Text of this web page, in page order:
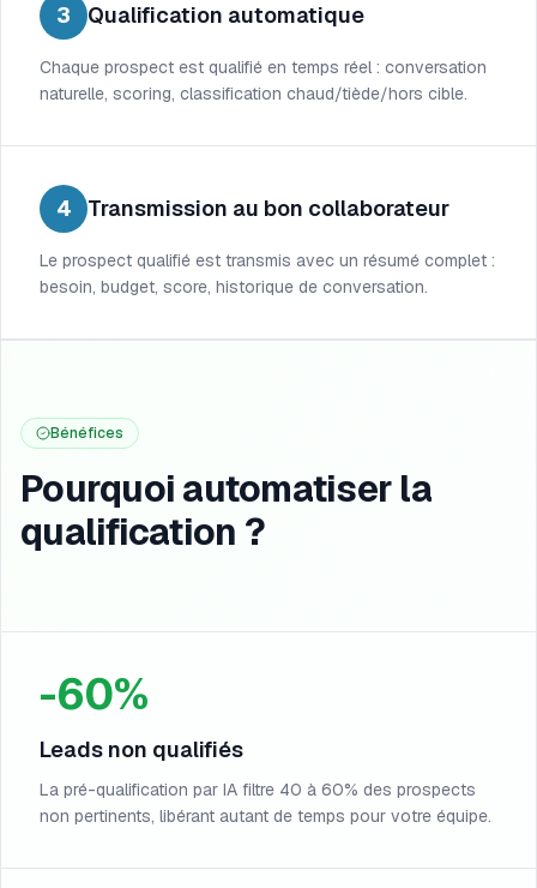
3 Qualification automatique
Chaque prospect est qualifié en temps réel : conversation
naturelle, scoring, classification chaud/tiède/hors cible.
4 Transmission au bon collaborateur
Le prospect qualifié est transmis avec un résumé complet :
besoin, budget, score, historique de conversation.
Bénéfices
Pourquoi automatiser la
qualification ?
-60%
Leads non qualifiés
La pré-qualification par IA filtre 40 à 60% des prospects
non pertinents, libérant autant de temps pour votre équipe.